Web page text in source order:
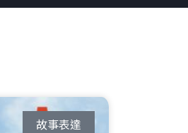
故事表達